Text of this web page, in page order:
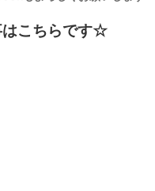
こちらです☆